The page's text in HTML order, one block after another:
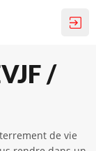
/
de vie